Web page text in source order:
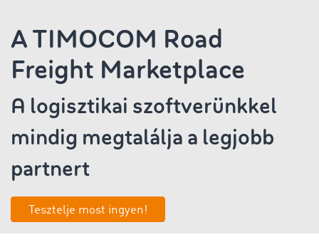
A TIMOCOM Road
Freight Marketplace
A logisztikai szoftverünkkel
mindig megtalálja a legjobb
partnert
Tesztelje most ingyen!